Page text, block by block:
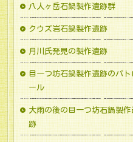
八人ヶ岳石鍋製作遺跡群
クウズ岩石鍋製作遺跡
月川氏発見の製作遺跡
目一つ坊石鍋製作遺跡のパト
ール
大雨の後の目一つ坊石鍋製作
跡